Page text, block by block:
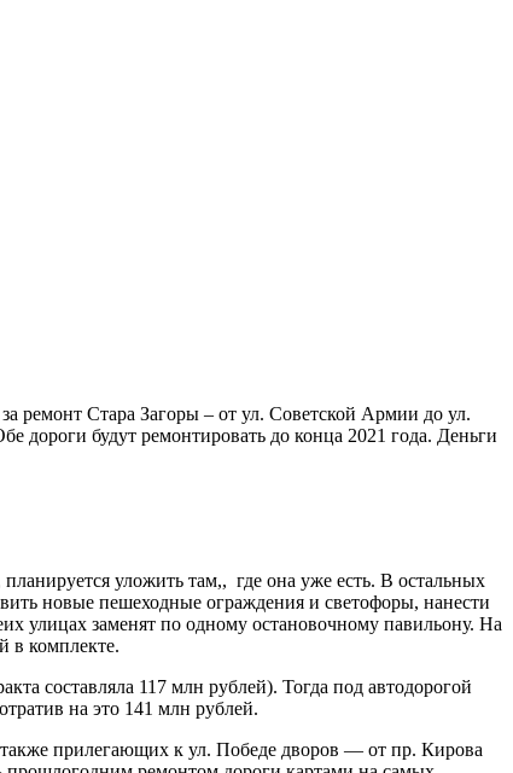
ремонт Стара Загоры – от ул. Советской Армии до ул.
дороги будут ремонтировать до конца 2021 года. Деньги
уложить там,, где она уже есть. В остальных
новые пешеходные ограждения и светофоры, нанести
улицах заменят по одному остановочному павильону. На
в комплекте.
составляла 117 млн рублей). Тогда под автодорогой
на это 141 млн рублей.
прилегающих к ул. Победе дворов — от пр. Кирова